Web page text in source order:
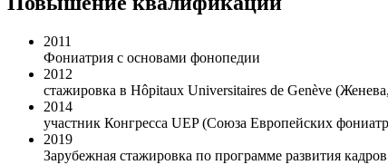
2011
Фониатрия с основами фонопедии
2012
стажировка в Hôpitaux Universitaires de Genève
2014
участник Конгресса UEP (Союза Европейских
2019
Зарубежная стажировка по программе развития